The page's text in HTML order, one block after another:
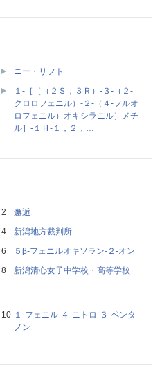
ニー・リフト
１‐［［（２Ｓ，３Ｒ）‐３‐（２‐
クロロフェニル）‐２‐（４‐フルオ
ロフェニル）オキシラニル］メチ
ル］‐１Ｈ‐１，２，…
邂逅
新潟地方裁判所
５β‐フェニルオキソラン‐２‐オン
新潟清心女子中学校・高等学校
１‐フェニル‐４‐ニトロ‐３‐ペンタ
ノン